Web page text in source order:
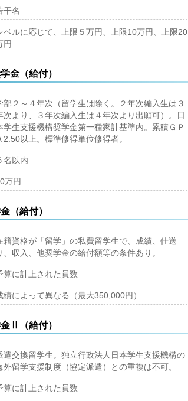
干名
ベルに応じて、上限５万円、上限10万円、上限20
円
金（給付）
部２～４年次（留学生は除く。２年次編入生は３
次より、３年次編入生は４年次より出願可）。日
学生支援機構奨学金第一種家計基準内。累積ＧＰ
2.50以上。標準修得単位修得者。
名以内
万円
（給付）
籍資格が「留学」の私費留学生で、成績、仕送
、収入、他奨学金の給付額等の条件あり。
算に計上された員数
績によって異なる（最大350,000円）
Ⅱ（給付）
遣交換留学生。独立行政法人日本学生支援機構の
外留学支援制度（協定派遣）との重複は不可。
算に計上された員数